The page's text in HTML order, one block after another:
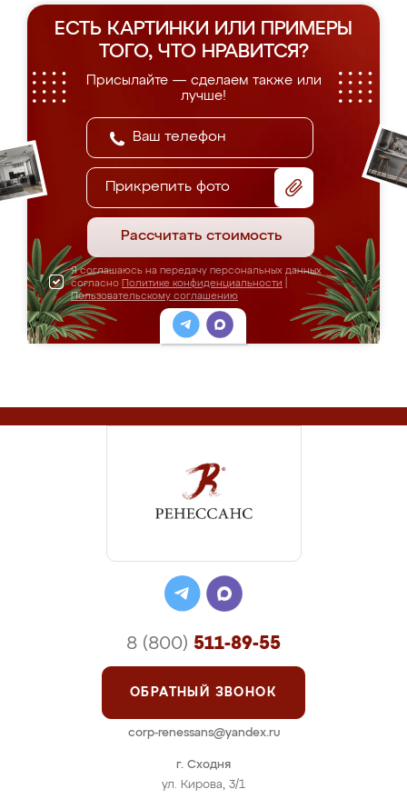
ЕСТЬ КАРТИНКИ ИЛИ ПРИМЕРЫ
ТОГО, ЧТО НРАВИТСЯ?
Присылайте — сделаем также или
лучше!
Прикрепить фото
Рассчитать стоимость
Я соглашаюсь на передачу персональных данных
согласно Политике конфиденциальности
Пользовательскому соглашению
г. Сходня
ул. Кирова, 3/1
8 (800) 511-89-55
ОБРАТНЫЙ ЗВОНОК
corp-renessans@yandex.ru